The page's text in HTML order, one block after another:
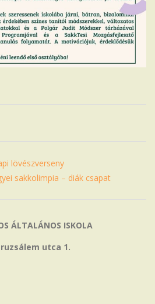
lövészverseny
sakkolimpia – diák csapat
ÁLTALÁNOS ISKOLA
utca 1.